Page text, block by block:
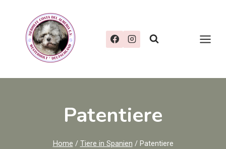
springen
Patentiere
Home / Tiere in Spanien / Patentiere